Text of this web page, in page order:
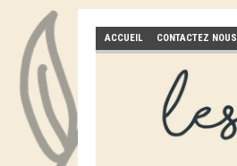
ACCUEIL CONTACTEZ NOUS